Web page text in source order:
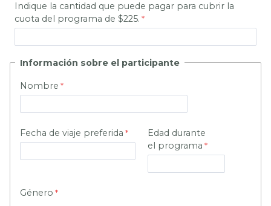
Indique la cantidad que puede pagar para cubrir la
cuota del programa de $225.
Información sobre el participante
Nombre
Fecha de viaje preferida
Edad durante
el programa
Género